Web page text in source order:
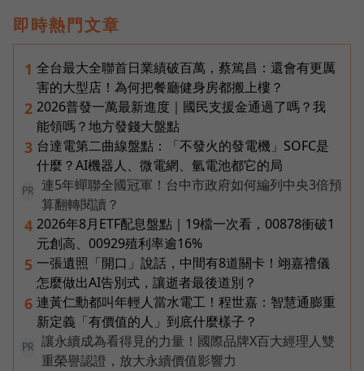
即時熱門文章
1 全台最大全聯首日業績破百萬，蔡篤昌：還會有更厲
害的大型店！為何把餐廳健身房都搬上樓？
2 2026普發一萬最新進度｜國民支援金通過了嗎？我
能領嗎？地方發錢大盤點
3 台達電第二曲線盤點：「不發火的發電機」SOFC是
什麼？AI機器人、微電網、氫電池都它的局
PR
連5年蟬聯全國冠軍！台中市政府如何編列中央3倍預
算翻轉閱讀？
4 2026年8月ETF配息盤點｜19檔一次看，00878衝破1
元創高、00929殖利率逾16%
5 一張遺照「開口」說話，中間有8道關卡！翊嘉禮儀
怎麼做出AI告別式，讓逝者最後道別？
6 連黃仁勳都叫年輕人當水電工！程世嘉：智慧通膨重
新定義「有價值的人」到底什麼樣子？
PR
讓永續成為看得見的力量！國際品牌X百大經理人雙
重榮譽認證，放大永續價值影響力